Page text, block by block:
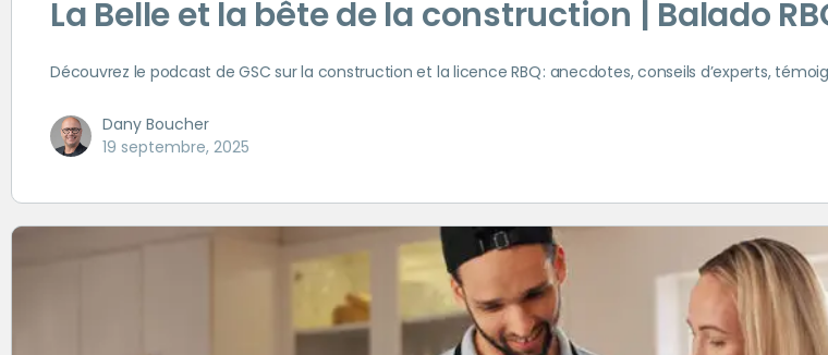
La Belle et la bête de la construction | Balado
Découvrez le podcast de GSC sur la construction et la licence RBQ : anecdotes, conseils d’experts,
Dany Boucher
19 septembre, 2025